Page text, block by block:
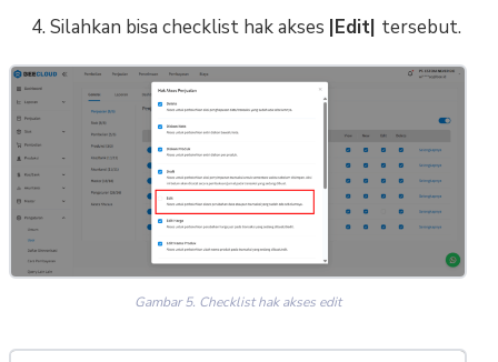
4. Silahkan bisa checklist hak akses |Edit| tersebut.
Gambar 5. Checklist hak akses edit